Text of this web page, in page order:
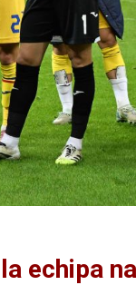
echipa